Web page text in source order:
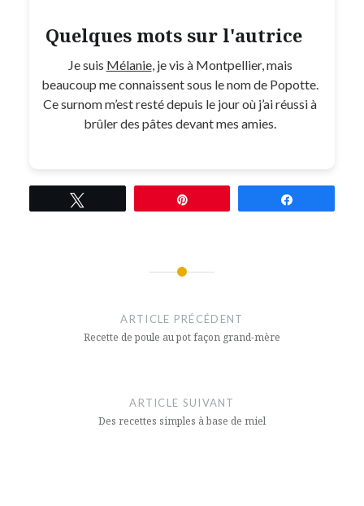
Quelques mots sur l'autrice
Je suis Mélanie, je vis à Montpellier, mais
beaucoup me connaissent sous le nom de Popotte.
Ce surnom m’est resté depuis le jour où j’ai réussi à
brûler des pâtes devant mes amies.
l’article
ARTICLE PRÉCÉDENT
Recette de poule au pot façon grand-mère
ARTICLE SUIVANT
Des recettes simples à base de miel